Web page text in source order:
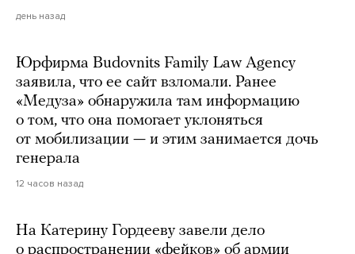
день назад
Юрфирма Budovnits Family Law Agency
заявила, что ее сайт взломали. Ранее
«Медуза» обнаружила там информацию
о том, что она помогает уклоняться
от мобилизации — и этим занимается дочь
генерала
12 часов назад
На Катерину Гордееву завели дело
о распространении «фейков» об армии